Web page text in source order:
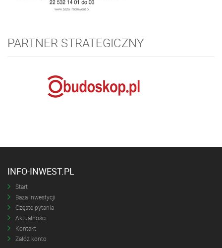
PARTNER STRATEGICZNY
INFO-INWEST.PL
Start
Baza inwestycji
Częste pytania
Aktualności
Kontakt
Załóż konto